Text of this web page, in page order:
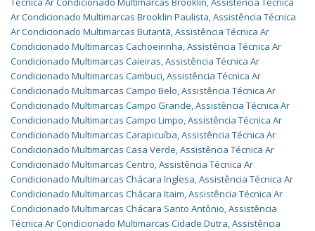
Ar Condicionado Multimarcas Brooklin Paulista,Assistência Técnica
Ar Condicionado Multimarcas Butantã,Assistência Técnica Ar
Condicionado Multimarcas Cachoeirinha,Assistência Técnica Ar
Condicionado Multimarcas Caieiras,Assistência Técnica Ar
Condicionado Multimarcas Cambuci,Assistência Técnica Ar
Condicionado Multimarcas Campo Belo,Assistência Técnica Ar
Condicionado Multimarcas Campo Grande,Assistência Técnica Ar
Condicionado Multimarcas Campo Limpo,Assistência Técnica Ar
Condicionado Multimarcas Carapicuíba,Assistência Técnica Ar
Condicionado Multimarcas Casa Verde,Assistência Técnica Ar
Condicionado Multimarcas Centro,Assistência Técnica Ar
Condicionado Multimarcas Chácara Inglesa,Assistência Técnica Ar
Condicionado Multimarcas Chácara Itaim,Assistência Técnica Ar
Condicionado Multimarcas Chácara Santo Antônio,Assistência
Técnica Ar Condicionado Multimarcas Cidade Dutra,Assistência